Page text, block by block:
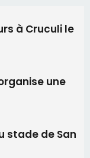
à Cruculi le
une
stade de San